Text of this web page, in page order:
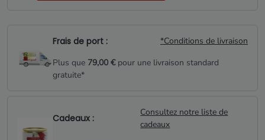
Frais de port :
*Conditions de livraison
Plus que 79,00 €pour une livraison standard
gratuite*
Cadeaux :
Consultez notre liste de
cadeaux